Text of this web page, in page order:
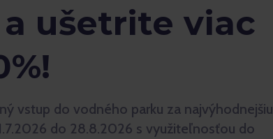
ušetrite viac
vstup do vodného parku za najvýhodnejšiu
do 28.8.2026 s využiteľnosťou do